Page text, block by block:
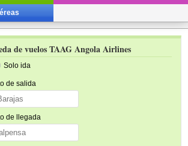
de vuelos TAAG Angola Airlines
Solo ida
de salida
de llegada